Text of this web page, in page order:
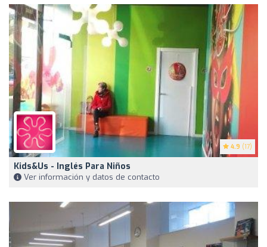
4.9 (17)
Kids&Us - Inglés Para Niños
Ver información y datos de contacto